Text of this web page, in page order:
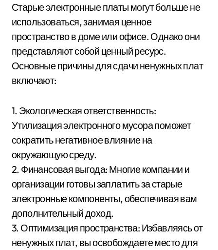
Старые электронные платы могут больше не
использоваться, занимая ценное
пространство в доме или офисе. Однако они
представляют собой ценный ресурс.
Основные причины для сдачи ненужных плат
включают:
1. Экологическая ответственность:
Утилизация электронного мусора поможет
сократить негативное влияние на
окружающую среду.
2. Финансовая выгода: Многие компании и
организации готовы заплатить за старые
электронные компоненты, обеспечивая вам
дополнительный доход.
3. Оптимизация пространства: Избавляясь от
ненужных плат, вы освобождаете место для